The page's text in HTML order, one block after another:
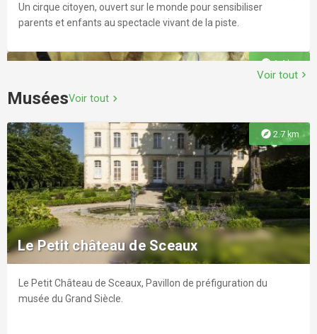
Un cirque citoyen, ouvert sur le monde pour sensibiliser
parents et enfants au spectacle vivant de la piste.
explore1.4 km
Time Tripper - Arcueil
Situé à Arcueil (94110) au 20 rue Marcel Vigneron.
explore
Voir tout chevron_right
MuséesVoir tout chevron_right
explore 2.7 km
Le Petit château de Sceaux
Le Petit Château de Sceaux, Pavillon de préfiguration du
musée du Grand Siècle.